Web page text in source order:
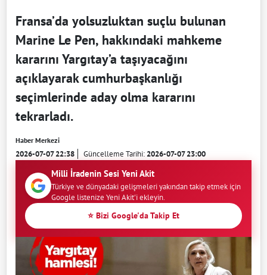
Fransa’da yolsuzluktan suçlu bulunan
Marine Le Pen, hakkındaki mahkeme
kararını Yargıtay’a taşıyacağını
açıklayarak cumhurbaşkanlığı
seçimlerinde aday olma kararını
tekrarladı.
Haber Merkezi
2026-07-07 22:38 Güncelleme Tarihi:2026-07-07 23:00
Milli İradenin Sesi Yeni Akit
Türkiye ve dünyadaki gelişmeleri yakından takip etmek için
Google listenize Yeni Akit'i ekleyin.
⭐ Bizi Google'da Takip Et